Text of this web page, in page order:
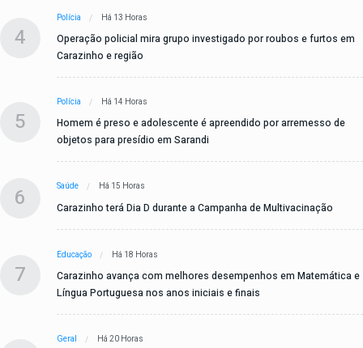
4
Polícia Há 13 Horas
Operação policial mira grupo investigado por roubos e furtos em
Carazinho e região
5
Polícia Há 14 Horas
Homem é preso e adolescente é apreendido por arremesso de
objetos para presídio em Sarandi
6 Saúde Há 15 Horas
Carazinho terá Dia D durante a Campanha de Multivacinação
7
Educação Há 18 Horas
Carazinho avança com melhores desempenhos em Matemática e
Língua Portuguesa nos anos iniciais e finais
Geral Há 20 Horas